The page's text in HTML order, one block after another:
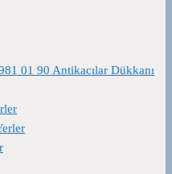
01 90 Antikacılar Dükkanı